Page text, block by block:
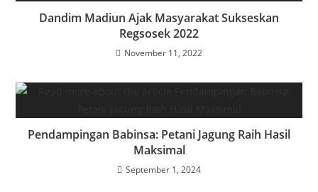
Dandim Madiun Ajak Masyarakat Sukseskan
Regsosek 2022
November 11, 2022
Pendampingan Babinsa: Petani Jagung Raih Hasil
Maksimal
September 1, 2024